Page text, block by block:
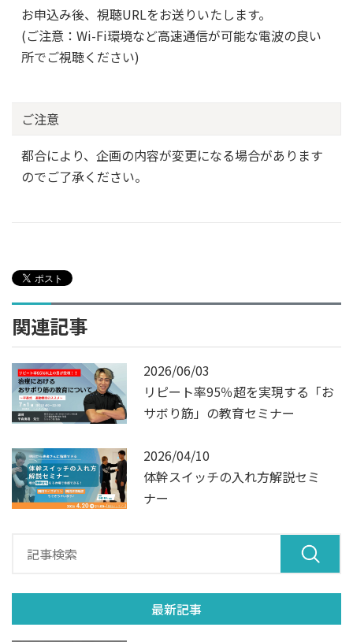
お申込み後、視聴URLをお送りいたします。
(ご注意：Wi-Fi環境など高速通信が可能な電波の良い
所でご視聴ください)
ご注意
都合により、企画の内容が変更になる場合があります
のでご了承ください。
関連記事
2026/06/03
リピート率95％超を実現する「お
サボり筋」の教育セミナー
2026/04/10
体幹スイッチの入れ方解説セミ
ナー
最新記事